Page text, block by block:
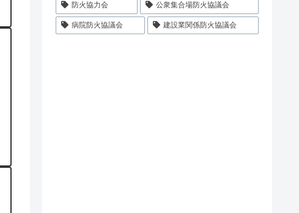
防火協力会 公衆集合場防火協議会
病院防火協議会 建設業関係防火協議会